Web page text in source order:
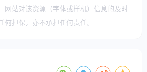
网站对该资源（字体或样机）信息的及时
何担保，亦不承担任何责任。